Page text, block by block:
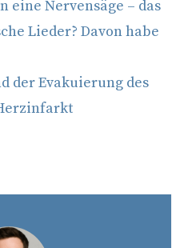
eine Nervensäge – das
Lieder? Davon habe
der Evakuierung des